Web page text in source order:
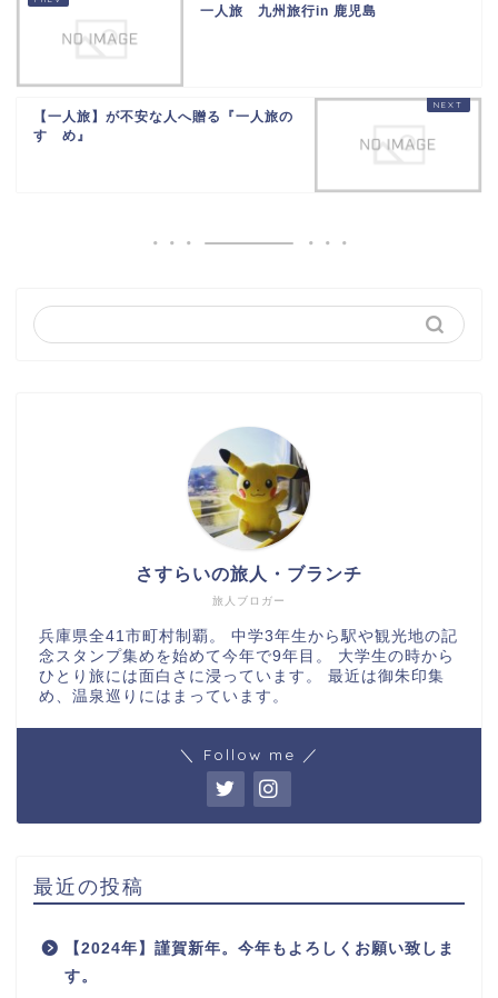
一人旅 九州旅行in 鹿児島
【一人旅】が不安な人へ贈る『一人旅の
すゝめ』
旅人ブロガー
さすらいの旅人・ブランチ
兵庫県全41市町村制覇。 中学3年生から駅や観光地の記
念スタンプ集めを始めて今年で9年目。 大学生の時から
ひとり旅には面白さに浸っています。 最近は御朱印集
め、温泉巡りにはまっています。
＼ Follow me ／
最近の投稿
【2024年】謹賀新年。今年もよろしくお願い致しま
す。